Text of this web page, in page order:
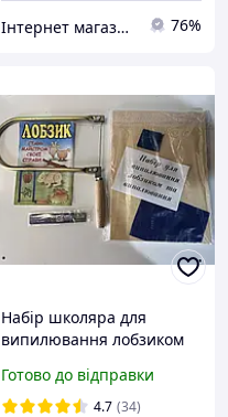
Інтернет магазин Єнот 76%
Набір школяра для
випилювання лобзиком
лобзик, поличка 50 шт.)
Готово до відправки
4.7 (34)